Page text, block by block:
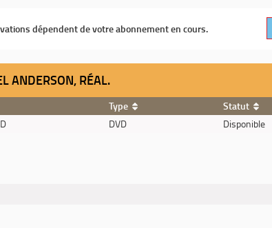
dépendent de votre abonnement en cours.
ANDERSON, RÉAL.
Type
Statut
DVD Disponible